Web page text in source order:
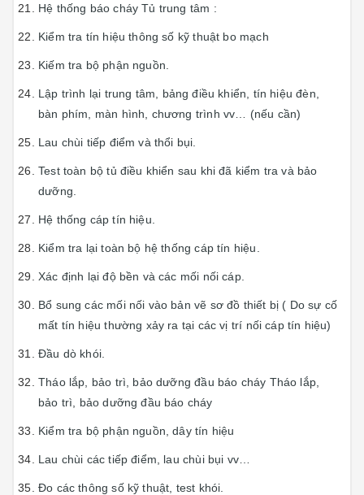
Hệ thống báo cháy Tủ trung tâm :
Kiểm tra tín hiệu thông số kỹ thuật bo mạch
Kiếm tra bộ phận nguồn.
Lập trình lại trung tâm, bảng điều khiển, tín hiệu đèn,
bàn phím, màn hình, chương trình vv… (nếu cần)
Lau chùi tiếp điểm và thổi bụi.
Test toàn bộ tủ điều khiển sau khi đã kiểm tra và bảo
dưỡng.
Hệ thống cáp tín hiệu.
Kiểm tra lại toàn bộ hệ thống cáp tín hiệu.
Xác định lại độ bền và các mối nối cáp.
Bổ sung các mối nối vào bản vẽ sơ đồ thiết bị ( Do sự cố
mất tín hiệu thường xảy ra tại các vị trí nối cáp tín hiệu)
Đầu dò khói.
Tháo lắp, bảo trì, bảo dưỡng đầu báo cháy Tháo lắp,
bảo trì, bảo dưỡng đầu báo cháy
Kiểm tra bộ phận nguồn, dây tín hiệu
Lau chùi các tiếp điểm, lau chùi bụi vv…
Đo các thông số kỹ thuật, test khói.